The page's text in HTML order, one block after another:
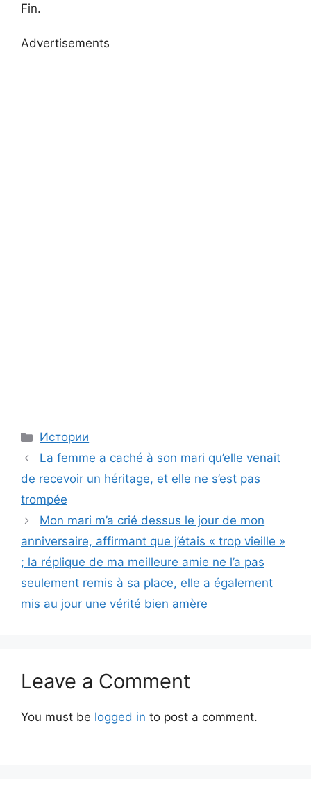
Fin.
Advertisements
Categories
Истории
La femme a caché à son mari qu’elle venait
de recevoir un héritage, et elle ne s’est pas
trompée
Mon mari m’a crié dessus le jour de mon
anniversaire, affirmant que j’étais « trop vieille »
; la réplique de ma meilleure amie ne l’a pas
seulement remis à sa place, elle a également
mis au jour une vérité bien amère
Leave a Comment
You must be logged in to post a comment.